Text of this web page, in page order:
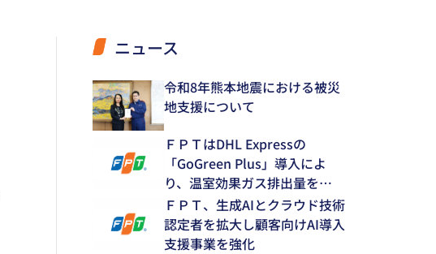
ニュース
令和8年熊本地震における被災
地支援について
ＦＰＴはDHL Expressの
「GoGreen Plus」導入によ
り、温室効果ガス排出量を
12.8％削減
ＦＰＴ、生成AIとクラウド技術
認定者を拡大し顧客向けAI導入
支援事業を強化